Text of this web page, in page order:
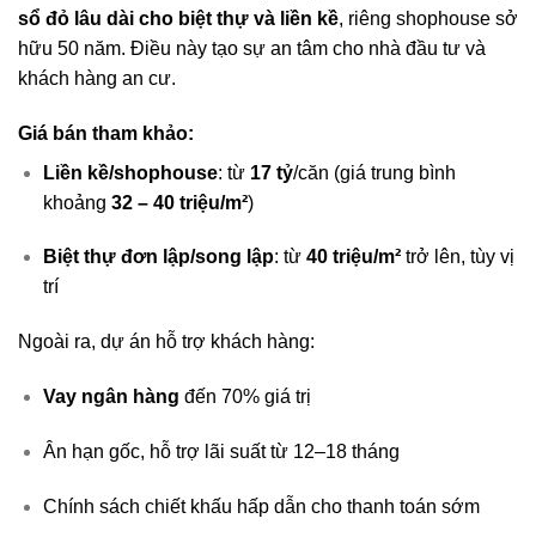
sổ đỏ lâu dài cho biệt thự và liền kề, riêng shophouse sở
hữu 50 năm. Điều này tạo sự an tâm cho nhà đầu tư và
khách hàng an cư.
Giá bán tham khảo:
Liền kề/shophouse: từ 17 tỷ/căn (giá trung bình
khoảng 32 – 40 triệu/m²)
Biệt thự đơn lập/song lập: từ 40 triệu/m²trở lên, tùy vị
trí
Ngoài ra, dự án hỗ trợ khách hàng:
Vay ngân hàng đến 70% giá trị
Ân hạn gốc, hỗ trợ lãi suất từ 12–18 tháng
Chính sách chiết khấu hấp dẫn cho thanh toán sớm